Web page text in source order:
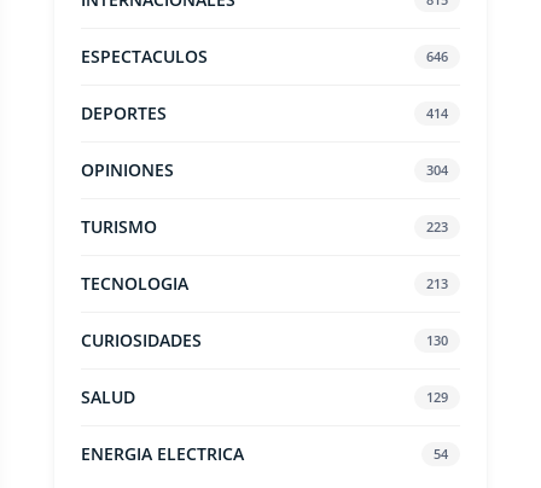
ESPECTACULOS 646
DEPORTES 414
OPINIONES 304
TURISMO 223
TECNOLOGIA 213
CURIOSIDADES 130
SALUD 129
ENERGIA ELECTRICA 54